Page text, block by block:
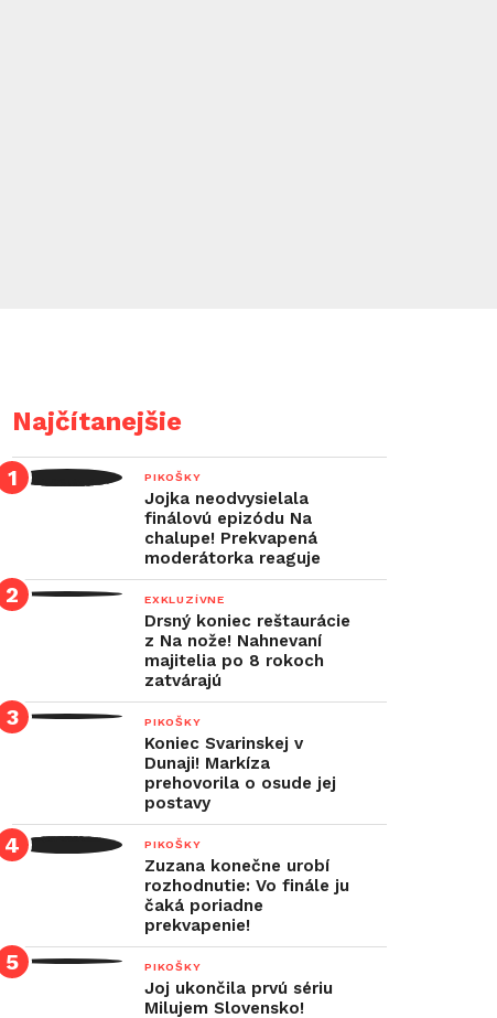
Najčítanejšie
PIKOŠKY
Jojka neodvysielala
finálovú epizódu Na
chalupe! Prekvapená
moderátorka reaguje
EXKLUZÍVNE
Drsný koniec reštaurácie
z Na nože! Nahnevaní
majitelia po 8 rokoch
zatvárajú
PIKOŠKY
Koniec Svarinskej v
Dunaji! Markíza
prehovorila o osude jej
postavy
PIKOŠKY
Zuzana konečne urobí
rozhodnutie: Vo finále ju
čaká poriadne
prekvapenie!
PIKOŠKY
Joj ukončila prvú sériu
Milujem Slovensko!